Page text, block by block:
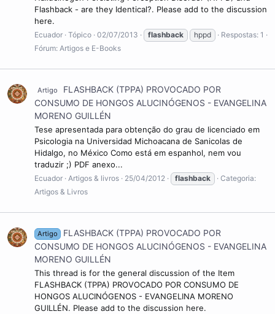
Flashback - are they Identical?. Please add to the discussion
here.
Ecuador Tópico 02/07/2013 flashback hppd
Respostas: 1
Fórum: Artigos e E-Books
Artigo
FLASHBACK (TPPA) PROVOCADO POR
CONSUMO DE HONGOS ALUCINÓGENOS - EVANGELINA
MORENO GUILLÉN
Tese apresentada para obtenção do grau de licenciado em
Psicologia na Universidad Michoacana de Sanicolas de
Hidalgo, no México Como está em espanhol, nem vou
traduzir ;) PDF anexo...
Ecuador Artigos & livros 25/04/2012 flashback
Categoria:
Artigos & Livros
Artigo
FLASHBACK (TPPA) PROVOCADO POR
CONSUMO DE HONGOS ALUCINÓGENOS - EVANGELINA
MORENO GUILLÉN
This thread is for the general discussion of the Item
FLASHBACK (TPPA) PROVOCADO POR CONSUMO DE
HONGOS ALUCINÓGENOS - EVANGELINA MORENO
GUILLÉN. Please add to the discussion here.